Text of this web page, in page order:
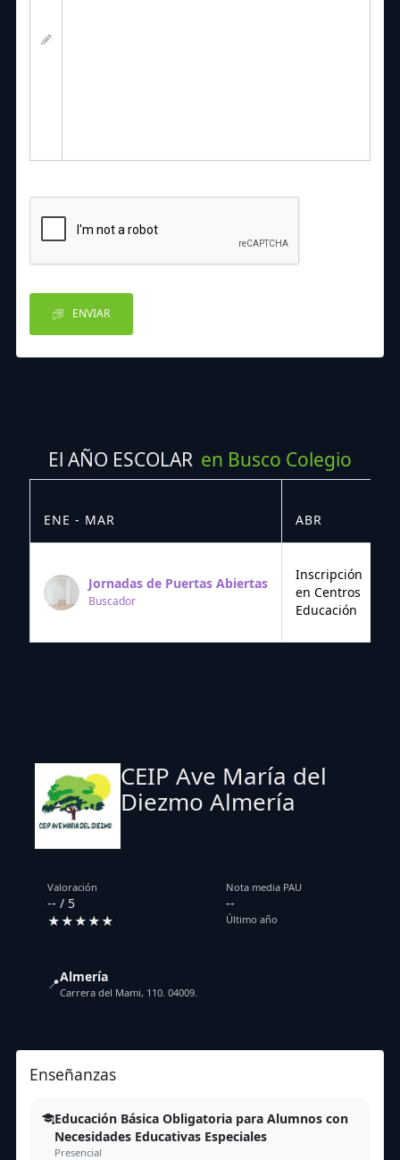
ENVIAR
El AÑO ESCOLAR en Busco Colegio
ENE - MAR ABR
Jornadas de Puertas Abiertas
Buscador
Inscripción
en Centros
Educación
CEIP Ave María del
Diezmo Almería
Valoración
-- / 5
★★★★★
Nota media PAU
--
Último año
📍Almería
Carrera del Mami, 110. 04009.
Enseñanzas
Educación Básica Obligatoria para Alumnos con
Necesidades Educativas Especiales
Presencial